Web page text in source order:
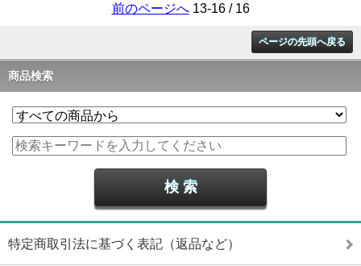
前のページへ13-16 / 16
ページの先頭へ戻る
商品検索
特定商取引法に基づく表記（返品など）